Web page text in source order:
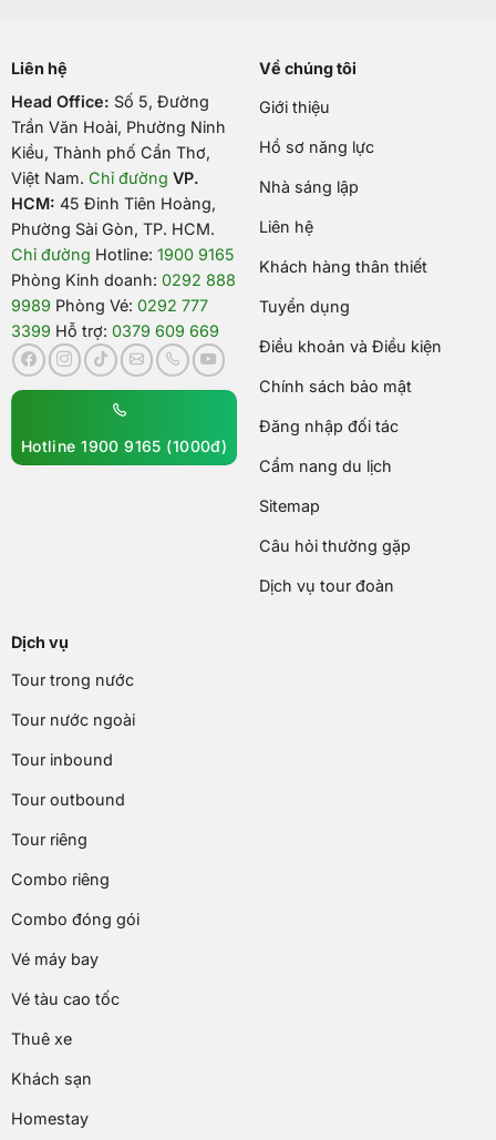
Liên hệ
Head Office: Số 5, Đường
Trần Văn Hoài, Phường Ninh
Kiều, Thành phố Cần Thơ,
Việt Nam. Chỉ đường VP.
HCM: 45 Đinh Tiên Hoàng,
Phường Sài Gòn, TP. HCM.
Chỉ đường Hotline: 1900 9165
Phòng Kinh doanh: 0292 888
9989 Phòng Vé: 0292 777
3399 Hỗ trợ: 0379 609 669
Hotline 1900 9165 (1000đ)
Về chúng tôi
Giới thiệu
Hồ sơ năng lực
Nhà sáng lập
Liên hệ
Khách hàng thân thiết
Tuyển dụng
Điều khoản và Điều kiện
Chính sách bảo mật
Đăng nhập đối tác
Cẩm nang du lịch
Sitemap
Câu hỏi thường gặp
Dịch vụ tour đoàn
Dịch vụ
Tour trong nước
Tour nước ngoài
Tour inbound
Tour outbound
Tour riêng
Combo riêng
Combo đóng gói
Vé máy bay
Vé tàu cao tốc
Thuê xe
Khách sạn
Homestay